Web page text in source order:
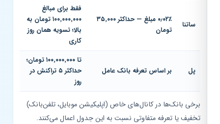
ساتنا
۰٫۰۲٪ مبلغ — حداکثر ۳۵٬۰۰۰
تومان
فقط برای مبالغ
۱۰۰٬۰۰۰٬۰۰۰ تومان به
بالا؛ تسویه همان روز
بر اساس تعرفه بانک عامل
تا ۱۰۰٬۰۰۰٬۰۰۰ تومان؛
حداکثر ۵ تراکنش در
برخی بانک‌ها در کانال‌های خاص (اپلیکیشن موبایل، تلفن‌بانک)
تخفیف یا تعرفه متفاوتی نسبت به این جدول اعمال می‌کنند.